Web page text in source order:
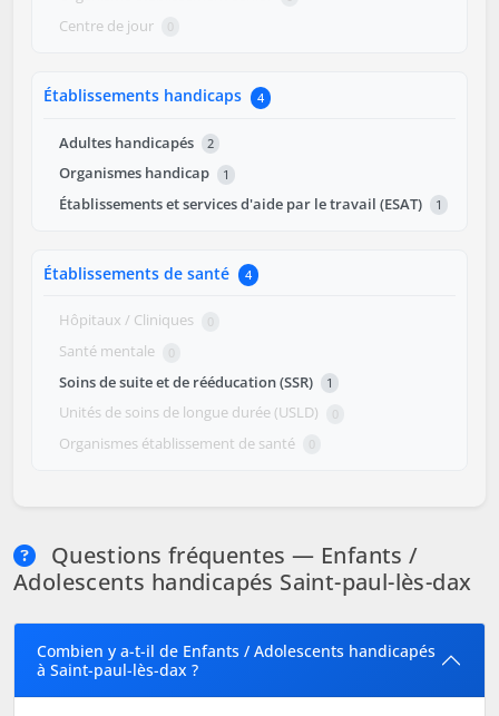
Centre de jour 0
Établissements handicaps 4
Adultes handicapés 2
Organismes handicap 1
Établissements et services d'aide par le travail (ESAT) 1
Établissements de santé 4
Hôpitaux / Cliniques 0
Santé mentale 0
Soins de suite et de rééducation (SSR) 1
Unités de soins de longue durée (USLD) 0
Organismes établissement de santé 0
Questions fréquentes — Enfants /
Adolescents handicapés Saint-paul-lès-dax
Combien y a-t-il de Enfants / Adolescents handicapés
à Saint-paul-lès-dax ?